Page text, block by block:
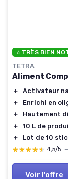
⭐ TRÈS BIEN
TETRA
Aliment
＋
Activateur
＋
Enrichi en
＋
Hautement
＋
10 L de
＋
Lot de 10
★★★★★
★★★★★ 4,5/5 —
Voir l'offre